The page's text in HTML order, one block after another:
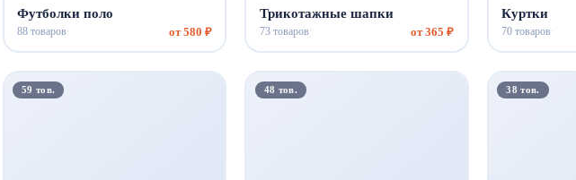
Футболки поло
88 товаров· от 580 ₽
Трикотажные шапки
73 товаров· от 365 ₽
Куртки
70 товаров·
59 тов. 48 тов. 38 тов.